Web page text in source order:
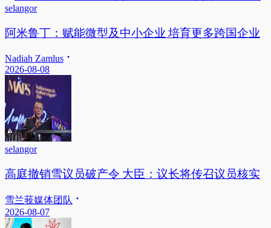
selangor
阿米鲁丁：赋能微型及中小企业 培育更多跨国企业
Nadiah Zamlus
2026-08-08
selangor
高庭撤销雪议员破产令 大臣：议长将传召议员核实
雪兰莪媒体团队
2026-08-07